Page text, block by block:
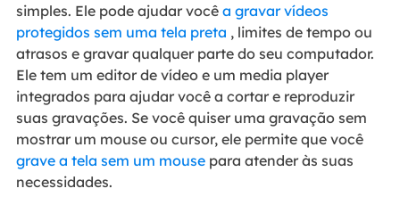
simples. Ele pode ajudar você a gravar vídeos
protegidos sem uma tela preta , limites de tempo ou
atrasos e gravar qualquer parte do seu computador.
Ele tem um editor de vídeo e um media player
integrados para ajudar você a cortar e reproduzir
suas gravações. Se você quiser uma gravação sem
mostrar um mouse ou cursor, ele permite que você
grave a tela sem um mousepara atender às suas
necessidades.